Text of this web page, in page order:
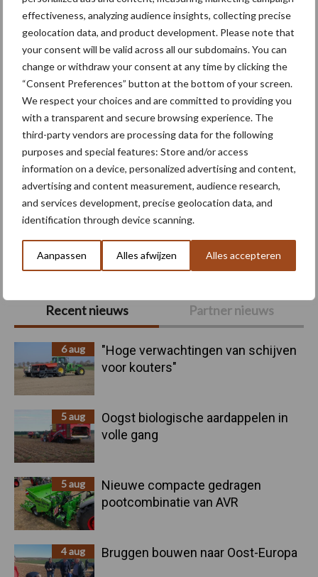
effectiveness, analyzing audience insights, collecting precise
geolocation data, and product development. Please note that
your consent will be valid across all our subdomains. You can
change or withdraw your consent at any time by clicking the
“Consent Preferences” button at the bottom of your screen.
We respect your choices and are committed to providing you
with a transparent and secure browsing experience. The
third-party vendors are processing data for the following
purposes and special features: Store and/or access
information on a device, personalized advertising and content,
advertising and content measurement, audience research,
and services development, precise geolocation data, and
identification through device scanning.
Aanpassen Alles afwijzen Alles accepteren
Primaire
Sidebar
Recent nieuws Partner nieuws
6 aug
"Hoge verwachtingen van schijven
voor kouters"
5 aug
Oogst biologische aardappelen in
volle gang
5 aug
Nieuwe compacte gedragen
pootcombinatie van AVR
4 aug Bruggen bouwen naar Oost-Europa
Themapagina's
Machines Duurzaamheid
Kunstmeststrooier Pootmachine
Toon meer